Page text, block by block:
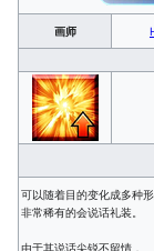
画师
可以随着目的变化成多种
非常稀有的会说话礼装。
由于其说话尖锐不留情，